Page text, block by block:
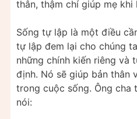
thân, thậm chí giúp mẹ
Sống tự lập là một điều
tự lập đem lại cho chúng
những chính kiến riêng và
định. Nó sẽ giúp bản thân
trong cuộc sống. Ông cha
nói: